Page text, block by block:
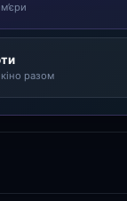
разом